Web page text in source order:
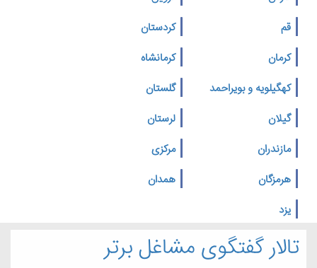
قم
کردستان
کرمان
کرمانشاه
کهگیلویه و بویراحمد
گلستان
گیلان
لرستان
مازندران
مرکزی
هرمزگان
همدان
یزد
تالار گفتگوی مشاغل برتر